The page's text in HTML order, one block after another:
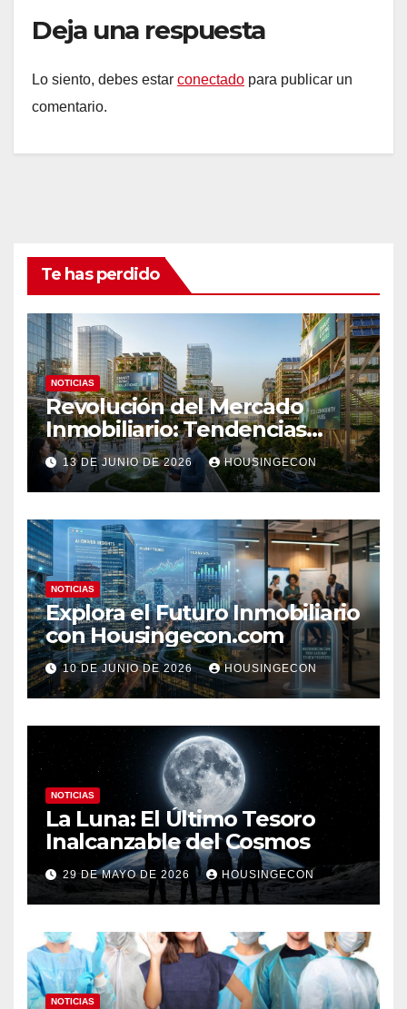
Deja una respuesta
Lo siento, debes estar conectado para publicar un
comentario.
Te has perdido
NOTICIAS
Revolución del Mercado
Inmobiliario: Tendencias
Clave 2023
13 DE JUNIO DE 2026 HOUSINGECON
NOTICIAS
Explora el Futuro Inmobiliario
con Housingecon.com
10 DE JUNIO DE 2026 HOUSINGECON
NOTICIAS
La Luna: El Último Tesoro
Inalcanzable del Cosmos
29 DE MAYO DE 2026 HOUSINGECON
NOTICIAS